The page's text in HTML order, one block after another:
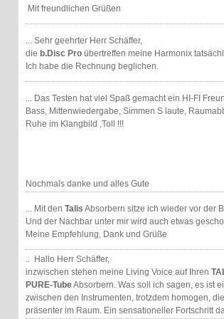
Mit freundlichen Grüßen
... Sehr geehrter Herr Schäffer,
die b.Disc Pro übertreffen meine Harmonix
Ich habe die Rechnung beglichen.
... Das Testen hat viel Spaß gemacht ein HI-FI
Bass, Mittenwiedergabe, Simmen S laute,
Ruhe im Klangbild ,Toll !!!
Nochmals danke und alles Gute
... Mit den Talis Absorbern sitze ich wieder vor der
Und der Nachbar unter mir wird auch etwas
Meine Empfehlung, Dank und Grüße
.. Hallo Herr Schäffer,
inzwischen stehen meine Living Voice auf Ihren
PURE-TubeAbsorbern. Was soll ich sagen, es ist
zwischen den Instrumenten, trotzdem homogen,
präsenter im Raum. Ein sensationeller Fortschritt